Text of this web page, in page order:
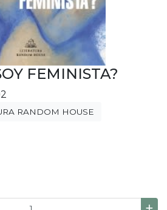
FEMINISTA?
RANDOM HOUSE